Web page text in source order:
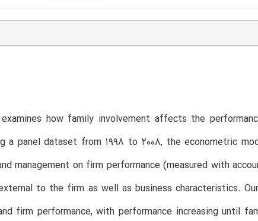
how family involvement affects the
a panel dataset from 1998 to 2008, the econometric
management on firm performance (measured with
to the firm as well as business characteristics.
firm performance, with performance increasing until